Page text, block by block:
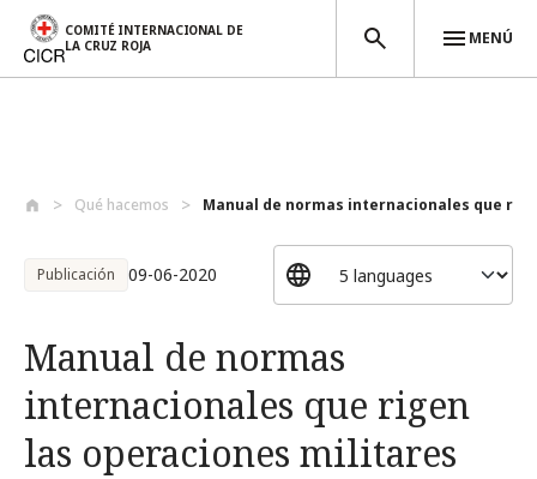
COMITÉ INTERNACIONAL DE
LA CRUZ ROJA
MENÚ
Qué hacemos Manual de normas internacionales que
Publicación 09-06-2020
Manual de normas
internacionales que rigen
las operaciones militares